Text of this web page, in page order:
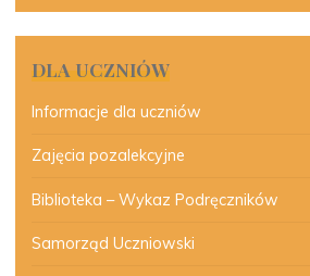
DLA UCZNIÓW
Informacje dla uczniów
Zajęcia pozalekcyjne
Biblioteka – Wykaz Podręczników
Samorząd Uczniowski